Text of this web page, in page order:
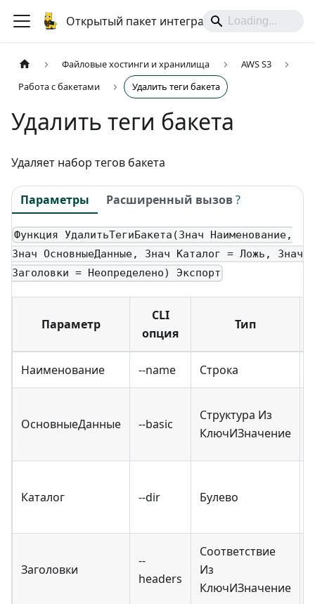
Открытый пакет интеграций
Файловые хостинги и хранилища
AWS S3
Работа с бакетами
Удалить теги бакета
Удалить теги бакета
Удаляет набор тегов бакета
Параметры Расширенный вызов?
Функция УдалитьТегиБакета(Знач Наименование,
Знач ОсновныеДанные, Знач Каталог = Ложь, Знач
Заголовки = Неопределено) Экспорт
Параметр
CLI
опция
Тип
Наименование --name Строка
ОсновныеДанные --basic
Структура Из
КлючИЗначение
Каталог --dir Булево
Заголовки
--
headers
Соответствие
Из
КлючИЗначение